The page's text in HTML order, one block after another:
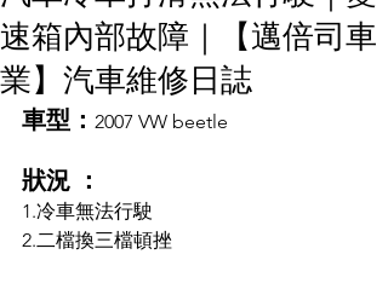
速箱內部故障｜【邁倍司車
業】汽車維修日誌
車型： 2007 VW beetle
狀況 ：
1.冷車無法行駛
2.二檔換三檔頓挫